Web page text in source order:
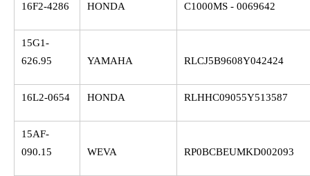
16F2-4286 HONDA C1000MS - 0069642
15G1-
626.95
YAMAHA RLCJ5B9608Y042424
16L2-0654 HONDA RLHHC09055Y513587
15AF-
090.15
WEVA RP0BCBEUMKD002093